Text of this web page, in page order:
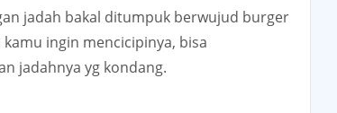
jadah bakal ditumpuk berwujud burger
ingin mencicipinya, bisa
jadahnya yg kondang.